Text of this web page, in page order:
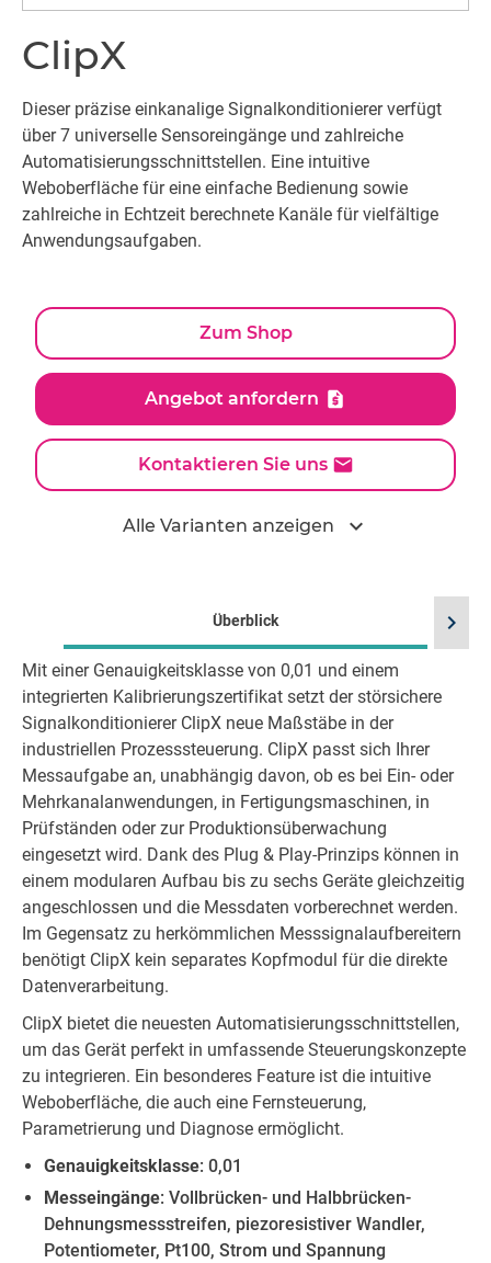
ClipX
Dieser präzise einkanalige Signalkonditionierer verfügt
über 7 universelle Sensoreingänge und zahlreiche
Automatisierungsschnittstellen. Eine intuitive
Weboberfläche für eine einfache Bedienung sowie
zahlreiche in Echtzeit berechnete Kanäle für vielfältige
Anwendungsaufgaben.
Zum Shop
Angebot anfordern
Kontaktieren Sie uns
Alle Varianten anzeigen expand_more
Überblick
Mit einer Genauigkeitsklasse von 0,01 und einem
integrierten Kalibrierungszertifikat setzt der störsichere
Signalkonditionierer ClipX neue Maßstäbe in der
industriellen Prozesssteuerung. ClipX passt sich Ihrer
Messaufgabe an, unabhängig davon, ob es bei Ein- oder
Mehrkanalanwendungen, in Fertigungsmaschinen, in
Prüfständen oder zur Produktionsüberwachung
eingesetzt wird. Dank des Plug & Play-Prinzips können in
einem modularen Aufbau bis zu sechs Geräte gleichzeitig
angeschlossen und die Messdaten vorberechnet werden.
Im Gegensatz zu herkömmlichen Messsignalaufbereitern
benötigt ClipX kein separates Kopfmodul für die direkte
Datenverarbeitung.
ClipX bietet die neuesten Automatisierungsschnittstellen,
um das Gerät perfekt in umfassende Steuerungskonzepte
zu integrieren. Ein besonderes Feature ist die intuitive
Weboberfläche, die auch eine Fernsteuerung,
Parametrierung und Diagnose ermöglicht.
Genauigkeitsklasse: 0,01
Messeingänge: Vollbrücken- und Halbbrücken-
Dehnungsmessstreifen, piezoresistiver Wandler,
Potentiometer, Pt100, Strom und Spannung
chevron_right